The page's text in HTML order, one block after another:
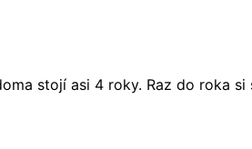
stojí asi 4 roky. Raz do roka